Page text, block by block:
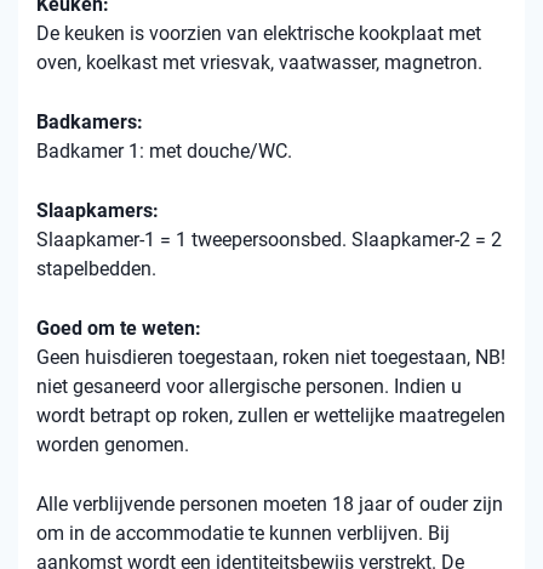
De keuken is voorzien van elektrische kookplaat met
oven, koelkast met vriesvak, vaatwasser, magnetron.
Badkamers:
Badkamer 1: met douche/WC.
Slaapkamers:
Slaapkamer-1 = 1 tweepersoonsbed. Slaapkamer-2 = 2
stapelbedden.
Goed om te weten:
Geen huisdieren toegestaan, roken niet toegestaan, NB!
niet gesaneerd voor allergische personen. Indien u
wordt betrapt op roken, zullen er wettelijke maatregelen
worden genomen.
Alle verblijvende personen moeten 18 jaar of ouder zijn
om in de accommodatie te kunnen verblijven. Bij
aankomst wordt een identiteitsbewijs verstrekt. De